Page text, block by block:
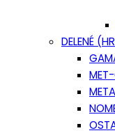
DELENÉ